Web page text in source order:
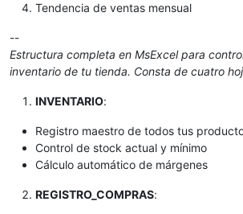
Tendencia de ventas mensual
--
Estructura completa en MsExcel para
inventario de tu tienda. Consta de cuatro
INVENTARIO:
Registro maestro de todos tus
Control de stock actual y mínimo
Cálculo automático de márgenes
REGISTRO_COMPRAS: